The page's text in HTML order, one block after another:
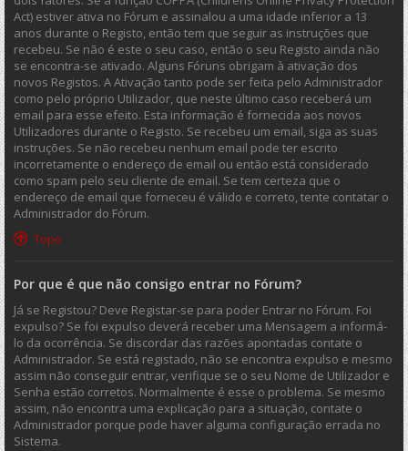
Act) estiver ativa no Fórum e assinalou a uma idade inferior a 13
anos durante o Registo, então tem que seguir as instruções que
recebeu. Se não é este o seu caso, então o seu Registo ainda não
se encontra-se ativado. Alguns Fóruns obrigam à ativação dos
novos Registos. A Ativação tanto pode ser feita pelo Administrador
como pelo próprio Utilizador, que neste último caso receberá um
email para esse efeito. Esta informação é fornecida aos novos
Utilizadores durante o Registo. Se recebeu um email, siga as suas
instruções. Se não recebeu nenhum email pode ter escrito
incorretamente o endereço de email ou então está considerado
como spam pelo seu cliente de email. Se tem certeza que o
endereço de email que forneceu é válido e correto, tente contatar o
Administrador do Fórum.
Topo
Por que é que não consigo entrar no Fórum?
Já se Registou? Deve Registar-se para poder Entrar no Fórum. Foi
expulso? Se foi expulso deverá receber uma Mensagem a informá-
lo da ocorrência. Se discordar das razões apontadas contate o
Administrador. Se está registado, não se encontra expulso e mesmo
assim não conseguir entrar, verifique se o seu Nome de Utilizador e
Senha estão corretos. Normalmente é esse o problema. Se mesmo
assim, não encontra uma explicação para a situação, contate o
Administrador porque pode haver alguma configuração errada no
Sistema.